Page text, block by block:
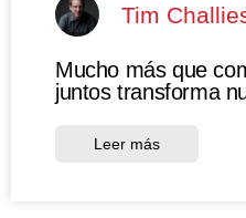
Tim
Mucho más que
juntos transforma
Leer más